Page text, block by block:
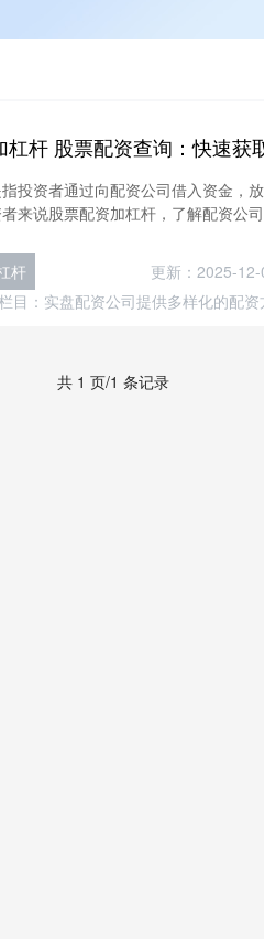
投资者通过向配资公司借入资金，
来说股票配资加杠杆，了解配资公
杆 更新：2025-12-
目： 实盘配资公司提供多样化的配资
共 1 页/1 条记录